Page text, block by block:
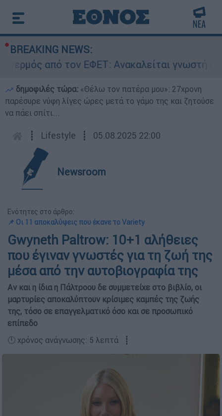
BREAKING NEWS:
από τον ΕΦΕΤ: Ανακαλείται γνωστή
δημοφιλές τώρα: «Θέλω τον πατέρα μου»: 27χρονη
παρέσυρε νύφη λίγες ώρες μετά το γάμο της και ζητούσε
να πάει σπίτι...
┋ Lifestyle ┋ 05.08.2025 22:00
Newsroom
Ενότητες στο άρθρο:
📌 Οι 11 αποκαλύψεις που έκανε το Variety
Gwyneth Paltrow: 10+1 αλήθειες
που έγιναν γνωστές για τη ζωή της
μέσα από την αυτοβιογραφία της
Αν και η ίδια η Πάλτροου δε συμμετείχε στο βιβλίο, οι
μαρτυρίες αποκαλύπτουν κρίσιμες καμπές της ζωής
της, τόσο σε επαγγελματικό όσο και σε προσωπικό
επίπεδο
🕛 χρόνος ανάγνωσης: 5 λεπτά ┋